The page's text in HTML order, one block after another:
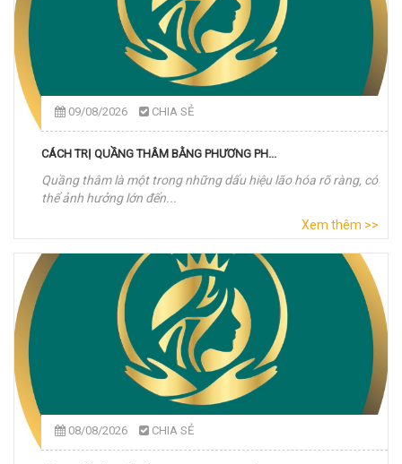
09/08/2026 CHIA SẺ
CÁCH TRỊ QUẦNG THÂM BẰNG PHƯƠNG PH...
Quầng thâm là một trong những dấu hiệu lão hóa rõ ràng, có
thể ảnh hưởng lớn đến...
Xem thêm >>
08/08/2026 CHIA SẺ